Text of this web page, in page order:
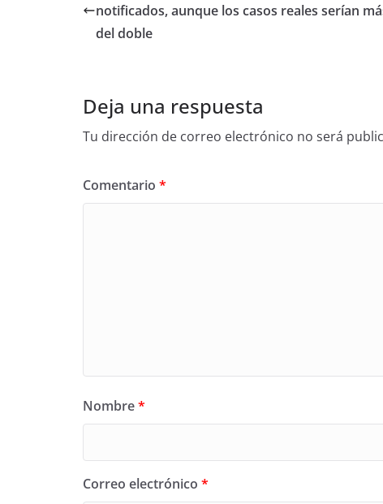
notificados, aunque los casos reales serían
del doble
Deja una respuesta
Tu dirección de correo electrónico no será
Comentario *
Nombre*
Correo electrónico *